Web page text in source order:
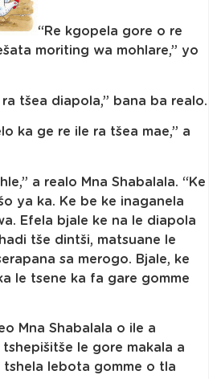
“Re kgopela gore o re
moriting wa mohlare,” yo
tšea diapola,” bana ba realo.
ka ge re ile ra tšea mae,” a
a realo Mna Shabalala. “Ke
ya ka. Ke be ke inaganela
Efela bjale ke na le diapola
tše dintši, matsuane le
sa merogo. Bjale, ke
le tsene ka fa gare gomme
Mna Shabalala o ile a
le gore makala a
lebota gomme o tla